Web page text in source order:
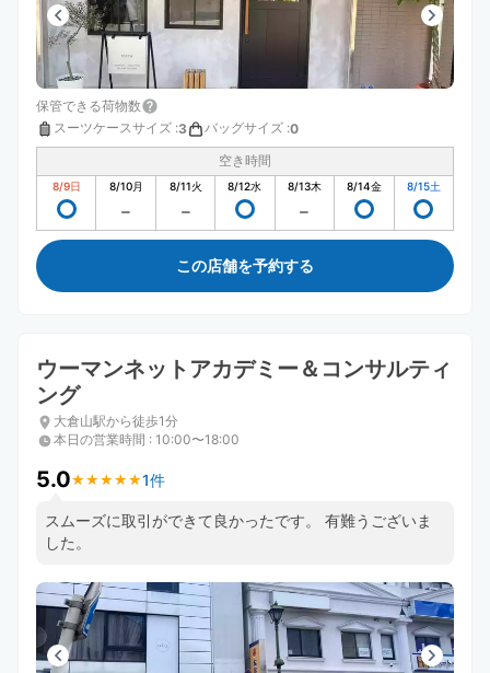
保管できる荷物数
スーツケースサイズ :3 バッグサイズ :0
空き時間
8/9日 8/10月 8/11火 8/12水 8/13木 8/14金 8/15土
この店舗を予約する
ウーマンネットアカデミー＆コンサルティ
ング
大倉山駅から徒歩1分
本日の営業時間 : 10:00〜18:00
5.0★ ★ ★ ★ ★
★ ★ ★ ★ ★1件
スムーズに取引ができて良かったです。 有難うございま
した。